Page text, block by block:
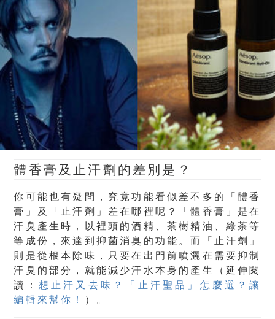
體香膏及止汗劑的差別是？
你可能也有疑問，究竟功能看似差不多的「體香
膏」及「止汗劑」差在哪裡呢？「體香膏」是在
汗臭產生時，以裡頭的酒精、茶樹精油、綠茶等
等成份，來達到抑菌消臭的功能。而「止汗劑」
則是從根本除味，只要在出門前噴灑在需要抑制
汗臭的部分，就能減少汗水本身的產生（延伸閱
讀： 想止汗又去味？「止汗聖品」怎麼選？讓
編輯來幫你！
）。